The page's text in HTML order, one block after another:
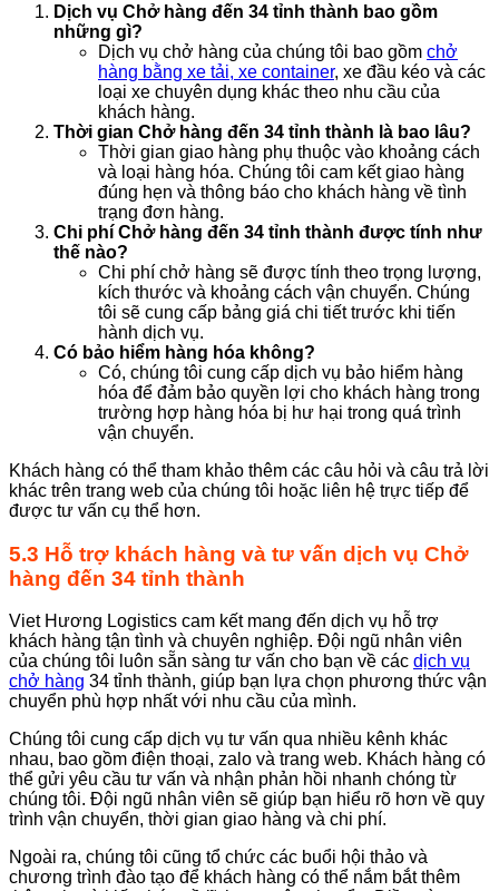
Dịch vụ Chở hàng đến 34 tỉnh thành bao gồm
những gì?
Dịch vụ chở hàng của chúng tôi bao gồm chở
hàng bằng xe tải, xe container, xe đầu kéo và các
loại xe chuyên dụng khác theo nhu cầu của
khách hàng.
Thời gian Chở hàng đến 34 tỉnh thành là bao lâu?
Thời gian giao hàng phụ thuộc vào khoảng cách
và loại hàng hóa. Chúng tôi cam kết giao hàng
đúng hẹn và thông báo cho khách hàng về tình
trạng đơn hàng.
Chi phí Chở hàng đến 34 tỉnh thành được tính như
thế nào?
Chi phí chở hàng sẽ được tính theo trọng lượng,
kích thước và khoảng cách vận chuyển. Chúng
tôi sẽ cung cấp bảng giá chi tiết trước khi tiến
hành dịch vụ.
Có bảo hiểm hàng hóa không?
Có, chúng tôi cung cấp dịch vụ bảo hiểm hàng
hóa để đảm bảo quyền lợi cho khách hàng trong
trường hợp hàng hóa bị hư hại trong quá trình
vận chuyển.
Khách hàng có thể tham khảo thêm các câu hỏi và câu trả lời
khác trên trang web của chúng tôi hoặc liên hệ trực tiếp để
được tư vấn cụ thể hơn.
5.3 Hỗ trợ khách hàng và tư vấn dịch vụ Chở
hàng đến 34 tỉnh thành
Viet Hương Logistics cam kết mang đến dịch vụ hỗ trợ
khách hàng tận tình và chuyên nghiệp. Đội ngũ nhân viên
của chúng tôi luôn sẵn sàng tư vấn cho bạn về các dịch vụ
chở hàng 34 tỉnh thành, giúp bạn lựa chọn phương thức vận
chuyển phù hợp nhất với nhu cầu của mình.
Chúng tôi cung cấp dịch vụ tư vấn qua nhiều kênh khác
nhau, bao gồm điện thoại, zalo và trang web. Khách hàng có
thể gửi yêu cầu tư vấn và nhận phản hồi nhanh chóng từ
chúng tôi. Đội ngũ nhân viên sẽ giúp bạn hiểu rõ hơn về quy
trình vận chuyển, thời gian giao hàng và chi phí.
Ngoài ra, chúng tôi cũng tổ chức các buổi hội thảo và
chương trình đào tạo để khách hàng có thể nắm bắt thêm